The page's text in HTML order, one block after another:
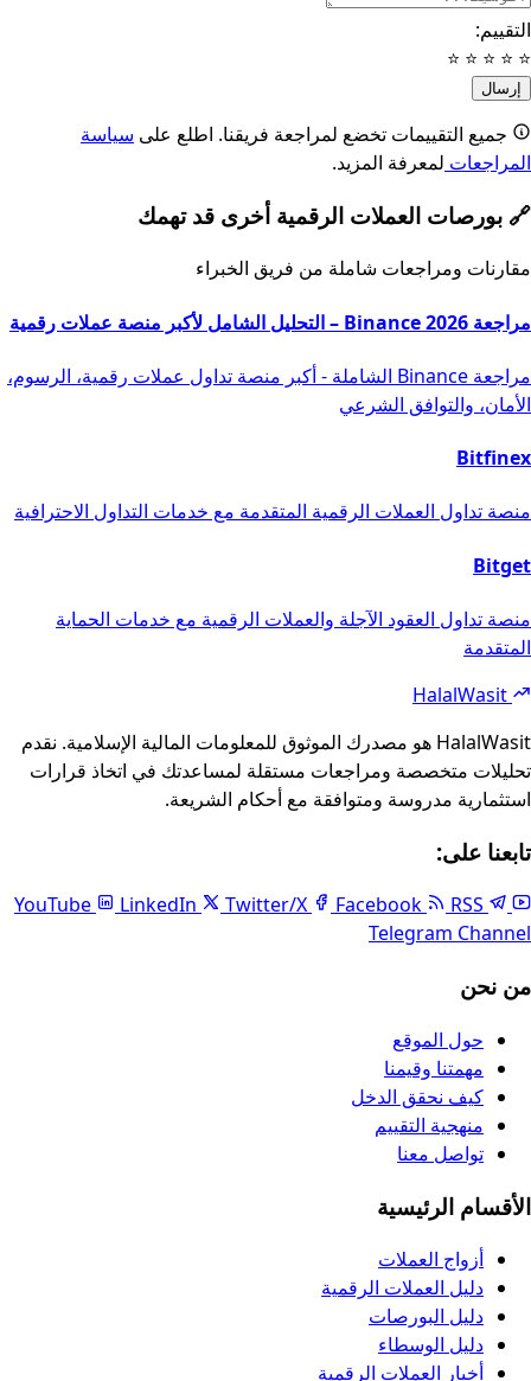
التقييم:
⭐
⭐
⭐
⭐
⭐
إرسال
جميع التقييمات تخضع لمراجعة فريقنا. اطلع على سياسة
المراجعات لمعرفة المزيد.
🔗 بورصات العملات الرقمية أخرى قد تهمك
مقارنات ومراجعات شاملة من فريق الخبراء
مراجعة Binance 2026 – التحليل الشامل لأكبر منصة عملات رقمية
مراجعة Binance الشاملة - أكبر منصة تداول عملات رقمية، الرسوم،
الأمان، والتوافق الشرعي
Bitfinex
منصة تداول العملات الرقمية المتقدمة مع خدمات التداول الاحترافية
Bitget
منصة تداول العقود الآجلة والعملات الرقمية مع خدمات الحماية
المتقدمة
Footer
HalalWasit
HalalWasit هو مصدرك الموثوق للمعلومات المالية الإسلامية. نقدم
تحليلات متخصصة ومراجعات مستقلة لمساعدتك في اتخاذ قرارات
استثمارية مدروسة ومتوافقة مع أحكام الشريعة.
تابعنا على:
LinkedIn Twitter/X Facebook
RSS
Telegram Channel
من نحن
حول الموقع
مهمتنا وقيمنا
كيف نحقق الدخل
منهجية التقييم
تواصل معنا
الأقسام الرئيسية
أزواج العملات
دليل العملات الرقمية
دليل البورصات
دليل الوسطاء
أخبار العملات الرقمية